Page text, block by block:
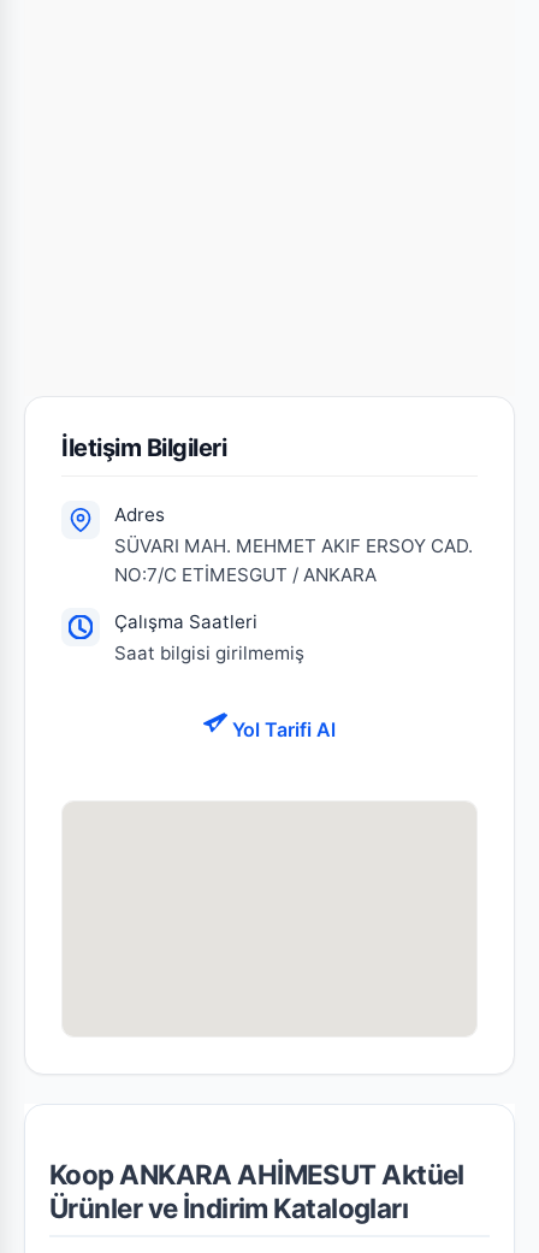
İletişim Bilgileri
Adres
SÜVARI MAH. MEHMET AKIF ERSOY CAD.
NO:7/C ETİMESGUT / ANKARA
Çalışma Saatleri
Saat bilgisi girilmemiş
Yol Tarifi Al
Koop ANKARA AHİMESUT Aktüel
Ürünler ve İndirim Katalogları